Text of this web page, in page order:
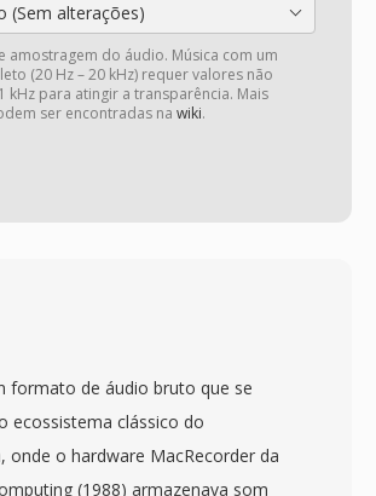
(Sem alterações)
amostragem do áudio. Música com um
(20 Hz – 20 kHz) requer valores não
kHz para atingir a transparência. Mais
ser encontradas na wiki.
formato de áudio bruto que se
ecossistema clássico do
onde o hardware MacRecorder da
(1988) armazenava som